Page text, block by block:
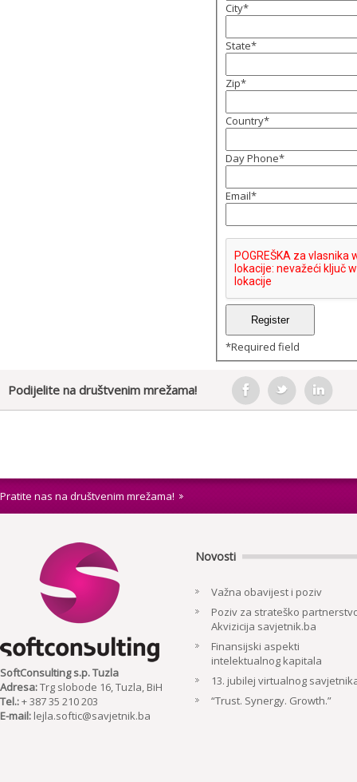
City*
State*
Zip*
Country*
Day Phone*
Email*
*Required field
Podijelite na društvenim mrežama!
Pratite nas na društvenim mrežama!
SoftConsulting s.p. Tuzla
Adresa:Trg slobode 16, Tuzla, BiH
Tel.:+ 387 35 210 203
E-mail: lejla.softic@savjetnik.ba
Novosti
Važna obavijest i poziv
Poziv za strateško
Akvizicija savjetnik.ba
Finansijski aspekti
intelektualnog kapitala
13. jubilej virtualnog
“Trust. Synergy. Growth.”